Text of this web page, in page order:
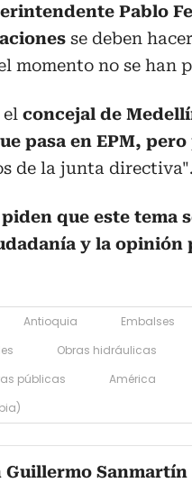
Pablo
se deben
momento no se han
concejal de
pasa en EPM,
de la junta directiva".
piden que este tema
y la
Antioquia Embalses
Obras hidráulicas
públicas América
Guillermo Sanmartín